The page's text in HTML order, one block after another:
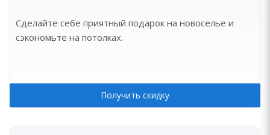
Сделайте себе приятный подарок на новоселье и
сэкономьте на потолках.
Получить скидку